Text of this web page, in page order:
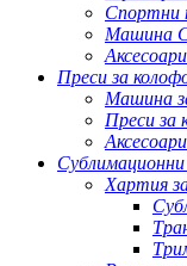
Спортни
Машина
Преси за
Машина
Преси за
Хартия